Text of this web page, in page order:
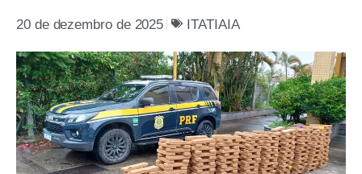
20 de dezembro de 2025 ITATIAIA